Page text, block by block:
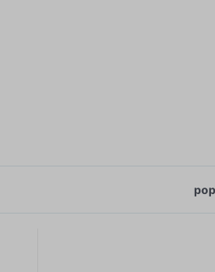
popularitate